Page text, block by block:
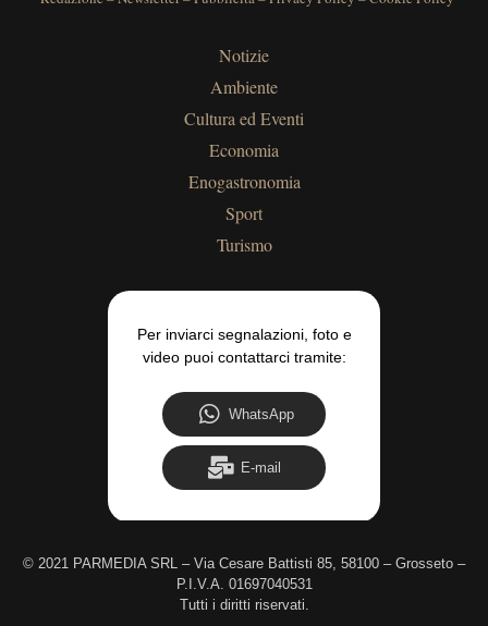
Notizie
Ambiente
Cultura ed Eventi
Economia
Enogastronomia
Sport
Turismo
Per inviarci segnalazioni, foto e
video puoi contattarci tramite:
WhatsApp
E-mail
© 2021 PARMEDIA SRL – Via Cesare Battisti 85, 58100 – Grosseto –
P.I.V.A. 01697040531
Tutti i diritti riservati.